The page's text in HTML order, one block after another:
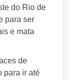
do Rio de
para ser
e mata
de
para ir até